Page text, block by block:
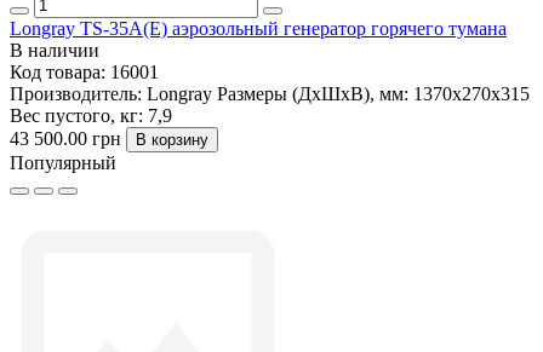
Longray TS-35A(E) аэрозольный генератор горячего тумана
В наличии
Код товара: 16001
Производитель: Longray Размеры (ДxШxВ), мм: 1370x270x315
Вес пустого, кг: 7,9
43 500.00 грн
В корзину
Популярный